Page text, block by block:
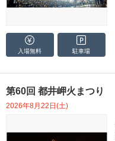
入場無料 駐車場
第60回 都井岬火まつり
2026年8月22日(土)